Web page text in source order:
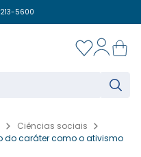
5600
em convênios escolares)
Ciências sociais
do caráter como o ativismo